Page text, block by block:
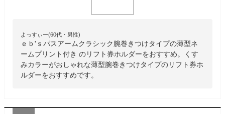
よっすぃー(60代・男性)
ｅｂ'ｓパスアームクラシック腕巻きつけタイプの薄型ネ
ームプリント付き のリフト券ホルダーをおすすめ。くす
みカラーがおしゃれな薄型腕巻きつけタイプのリフト券ホ
ルダーをおすすめです。